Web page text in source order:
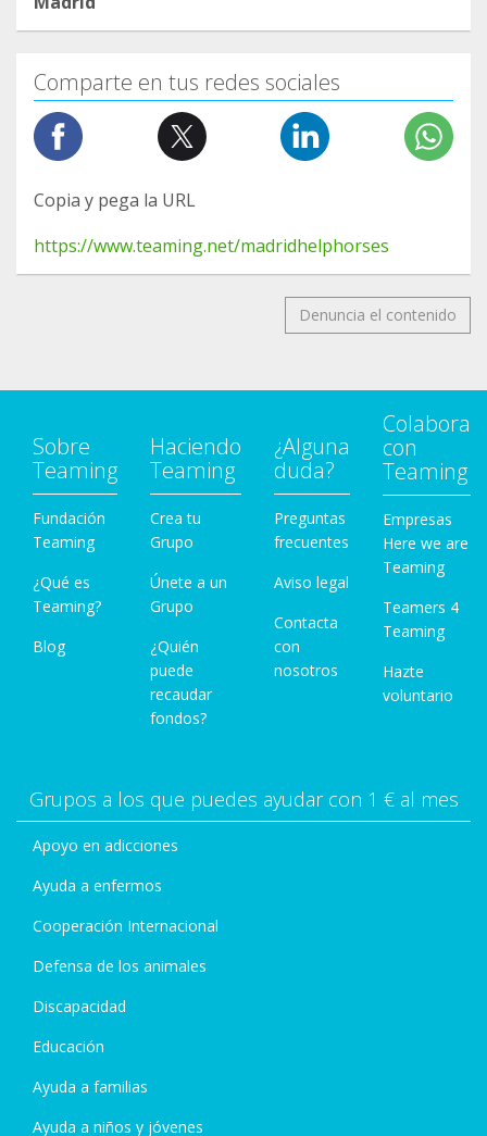
Comparte en tus redes sociales
Copia y pega la URL
https://www.teaming.net/madridhelphorses
Denuncia el contenido
Sobre
Teaming
Fundación
Teaming
¿Qué es
Teaming?
Blog
Haciendo
Teaming
Crea tu
Grupo
Únete a un
Grupo
¿Quién
puede
recaudar
fondos?
¿Alguna
duda?
Preguntas
frecuentes
Aviso legal
Contacta
con
nosotros
Colabora
con
Teaming
Empresas
Here we are
Teaming
Teamers 4
Teaming
Hazte
voluntario
Grupos a los que puedes ayudar con 1 € al mes
Apoyo en adicciones
Ayuda a enfermos
Cooperación Internacional
Defensa de los animales
Discapacidad
Educación
Ayuda a familias
Ayuda a niños y jóvenes